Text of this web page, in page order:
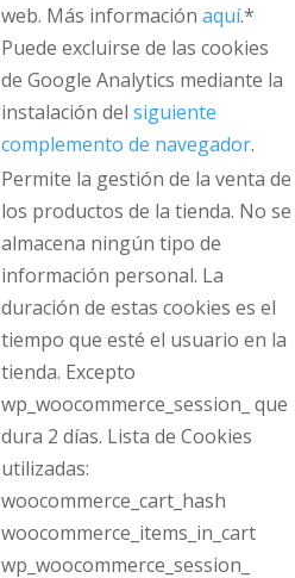
web. Más información aquí.*
Puede excluirse de las cookies
de Google Analytics mediante la
instalación del siguiente
complemento de navegador.
Permite la gestión de la venta de
los productos de la tienda. No se
almacena ningún tipo de
información personal. La
duración de estas cookies es el
tiempo que esté el usuario en la
tienda. Excepto
wp_woocommerce_session_ que
dura 2 días. Lista de Cookies
utilizadas:
woocommerce_cart_hash
woocommerce_items_in_cart
wp_woocommerce_session_